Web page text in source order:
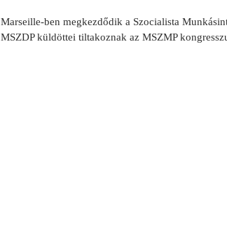
Marseille-ben megkezdődik a Szocialista
MSZDP küldöttei tiltakoznak az MSZMP